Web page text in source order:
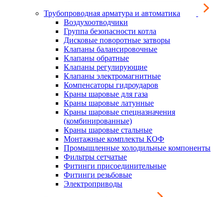
Трубопроводная арматура и автоматика
Воздухоотводчики
Группа безопасности котла
Дисковые поворотные затворы
Клапаны балансировочные
Клапаны обратные
Клапаны регулирующие
Клапаны электромагнитные
Компенсаторы гидроударов
Краны шаровые для газа
Краны шаровые латунные
Краны шаровые спецназначения
(комбинированные)
Краны шаровые стальные
Монтажные комплекты КОФ
Промышленные холодильные компоненты
Фильтры сетчатые
Фитинги присоединительные
Фитинги резьбовые
Электроприводы